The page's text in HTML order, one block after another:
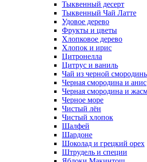
Тыквенный десерт
Тыквенный Чай Латте
Удовое дерево
Фрукты и цветы
Хлопковое дерево
Хлопок и ирис
Цитронелла
Цитрус и ваниль
Чай из черной
Черная смородина и анис
Черная смородина и
Черное море
Чистый лён
Чистый хлопок
Шалфей
Шардоне
Шоколад и грецкий орех
Штрудель и специи